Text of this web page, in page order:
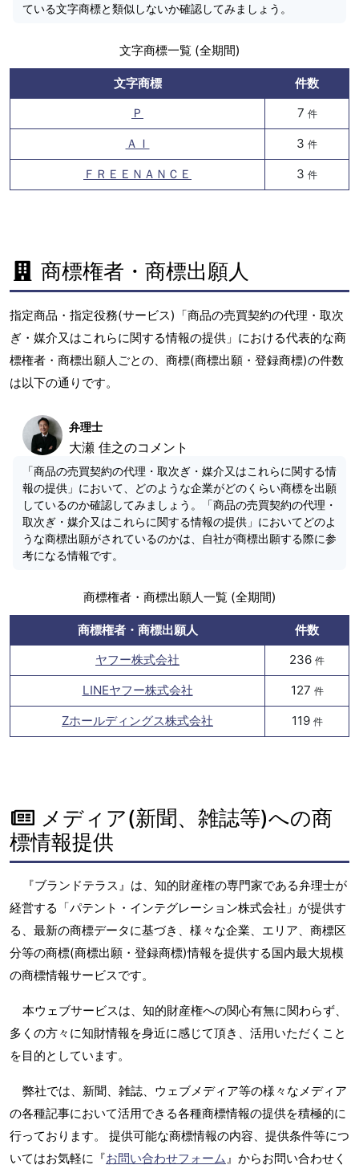
ている文字商標と類似しないか確認してみましょう。
文字商標一覧 (全期間)
文字商標
件数
Ｐ
7 件
ＡＩ 3 件
ＦＲＥＥＮＡＮＣＥ 3 件
商標権者・商標出願人
指定商品・指定役務(サービス)「商品の売買契約の代理・取次
ぎ・媒介又はこれらに関する情報の提供」における代表的な商
標権者・商標出願人ごとの、商標(商標出願・登録商標)の件数
は以下の通りです。
弁理士
大瀬 佳之のコメント
「商品の売買契約の代理・取次ぎ・媒介又はこれらに関する情
報の提供」において、どのような企業がどのくらい商標を出願
しているのか確認してみましょう。「商品の売買契約の代理・
取次ぎ・媒介又はこれらに関する情報の提供」においてどのよ
うな商標出願がされているのかは、自社が商標出願する際に参
考になる情報です。
商標権者・商標出願人一覧 (全期間)
商標権者・商標出願人
件数
ヤフー株式会社
236 件
LINEヤフー株式会社 127 件
Zホールディングス株式会社 119 件
メディア(新聞、雑誌等)への商
標情報提供
『ブランドテラス』は、知的財産権の専門家である弁理士が
経営する「パテント・インテグレーション株式会社」が提供す
る、最新の商標データに基づき、様々な企業、エリア、商標区
分等の商標(商標出願・登録商標)情報を提供する国内最大規模
の商標情報サービスです。
本ウェブサービスは、知的財産権への関心有無に関わらず、
多くの方々に知財情報を身近に感じて頂き、活用いただくこと
を目的としています。
弊社では、新聞、雑誌、ウェブメディア等の様々なメディア
の各種記事において活用できる各種商標情報の提供を積極的に
行っております。 提供可能な商標情報の内容、提供条件等につ
いてはお気軽に『お問い合わせフォーム』からお問い合わせく